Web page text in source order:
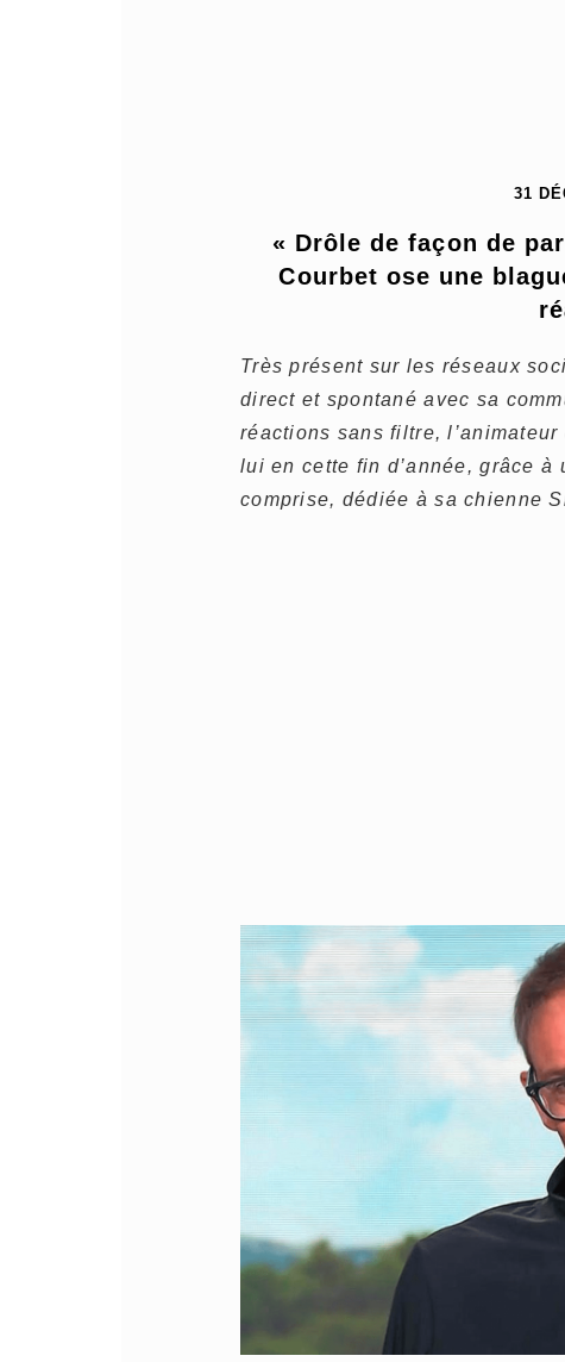
31
« Drôle de façon de
Courbet ose une
Très présent sur les réseaux
direct et spontané avec sa
réactions sans filtre,
lui en cette fin d’année, grâce
comprise, dédiée à sa chienne